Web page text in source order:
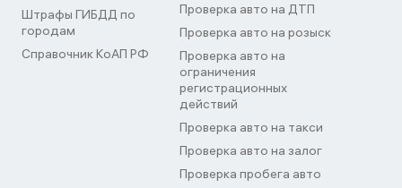
Штрафы ГИБДД по
городам
Справочник КоАП РФ
Проверка авто на ДТП
Проверка авто на розыск
Проверка авто на
ограничения
регистрационных
действий
Проверка авто на такси
Проверка авто на залог
Проверка пробега авто